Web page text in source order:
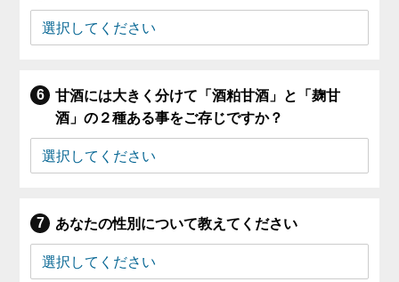
甘酒には大きく分けて「酒粕甘酒」と「麹甘
酒」の２種ある事をご存じですか？
あなたの性別について教えてください